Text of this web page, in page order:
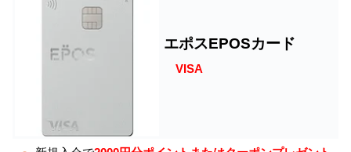
エポスEPOSカード
VISA